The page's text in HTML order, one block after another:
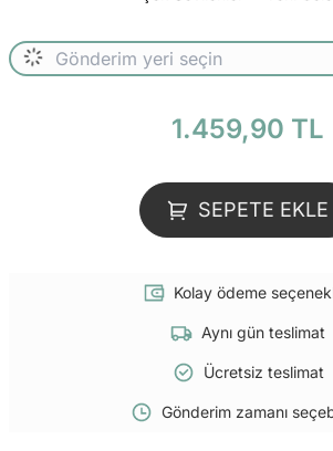
1.459,90 TL
SEPETE EKLE
Kolay ödeme
Aynı gün teslimat
Ücretsiz teslimat
Gönderim zamanı